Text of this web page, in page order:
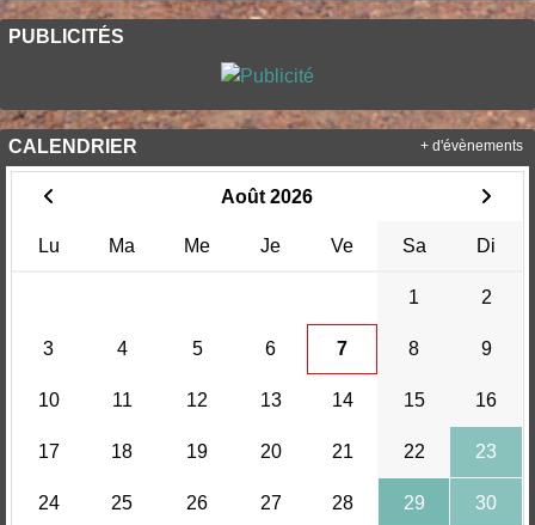
PUBLICITÉS
CALENDRIER
Août 2026
Lu Ma Me Je Ve Sa Di
1 2
3 4 5 6 7 8 9
10 11 12 13 14 15 16
17 18 19 20 21 22 23
24 25 26 27 28 29 30
+ d'évènements